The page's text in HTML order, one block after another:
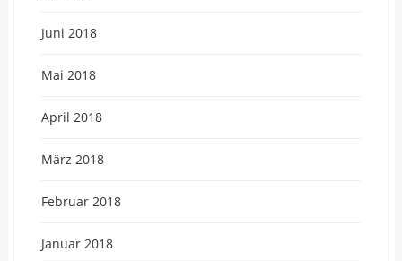
Juni 2018
Mai 2018
April 2018
März 2018
Februar 2018
Januar 2018